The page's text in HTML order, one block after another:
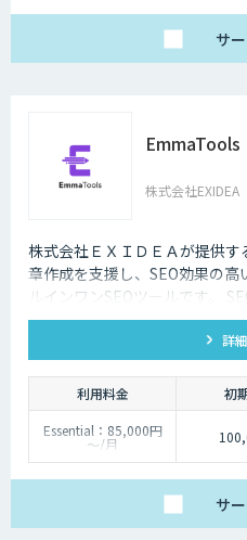
サ
EmmaTools
株式会社EXIDEA
株式会社ＥＸＩＤＥＡが提供
章作成を支援し、SEO効果の
ルインワンSEOツールです。
ことができ、生成AIを活用して
率化していきたい方におすすめ
詳
利用料金 初
Essential：85,000円
～/月
最低利用価格は年間払
料金プランが異なりま
すので、お気軽にお問
い合せください。
サ